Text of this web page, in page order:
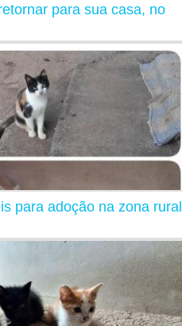
para sua casa, no
para adoção na zona rural